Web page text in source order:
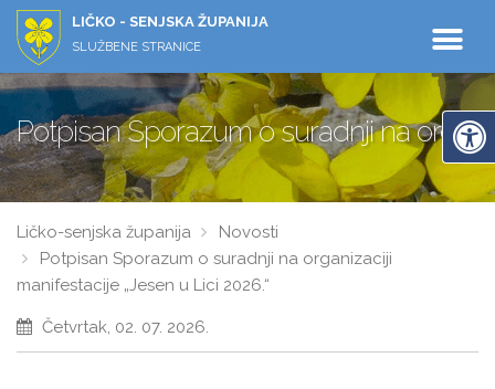
LIČKO - SENJSKA ŽUPANIJA
SLUŽBENE STRANICE
Potpisan Sporazum o suradnji na
Ličko-senjska županija
Novosti
Potpisan Sporazum o suradnji na organizaciji
manifestacije „Jesen u Lici 2026.“
Četvrtak, 02. 07. 2026.